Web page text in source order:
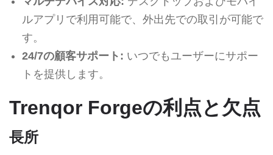
ルアプリで利用可能で、外出先での取引が可能で
す。
24/7の顧客サポート: いつでもユーザーにサポー
トを提供します。
Trenqor Forgeの利点と欠点
長所